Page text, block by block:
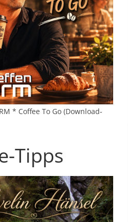
* Coffee To Go (Download-
Tipps